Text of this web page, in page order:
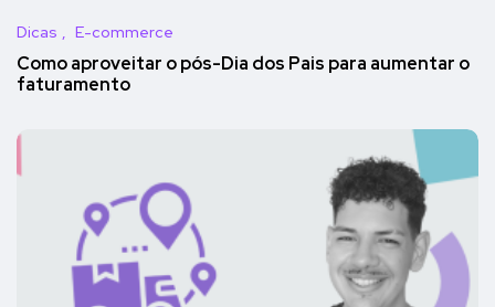
Dicas E-commerce
Como aproveitar o pós-Dia dos Pais para aumentar o
faturamento